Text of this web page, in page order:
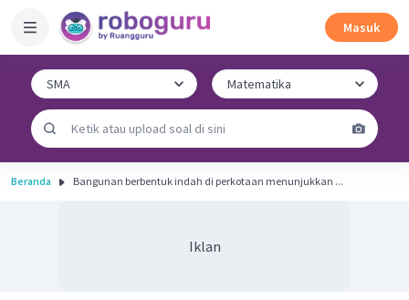
Masuk
Beranda Bangunan berbentuk indah di perkotaan menunjukkan ...
Iklan